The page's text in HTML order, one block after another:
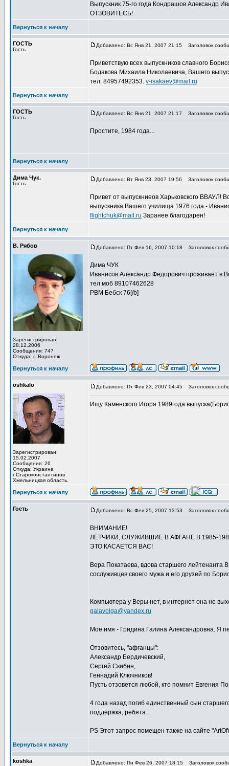
Выпускник 75-го года Кондрашов Александр
ОТЗОВИТЕСЬ!
Вернуться к началу
ГОСТЬ
Гость
Добавлено: Вс Янв 21, 2007 21:15 Заголовок
Приветствую всех выпускников славного
Бодакова Михаила Николаевича, Вашего
тел. 84957492353. v-isakaev@mail.ru
Вернуться к началу
ГОСТЬ
Гость
Добавлено: Вс Янв 21, 2007 21:17 Заголовок
Простите, 1984 года...
Вернуться к началу
Дима Чук.
Гость
Добавлено: Вт Янв 23, 2007 19:56 Заголовок
Привет от выпускниеов Харьковского ВВАУЛ!
выпускника Вашего училища 1976 года -
flightchuk@mail.ru Заранее благодарен!
Вернуться к началу
В. Рябов
Зарегистрирован:
28.12.2006
Сообщения: 747
Откуда: г. Воронеж
Добавлено: Пт Фев 16, 2007 10:18 Заголовок
Дима ЧУК
Иванисов Александр Федорович проживает в
тел моб 89107462628
РВМ Бебск 76[/b]
Вернуться к началу
oshkalo
Зарегистрирован:
15.02.2007
Сообщения: 26
Откуда: Украина
г.Староконстантинов
Хмельницкая область.
Добавлено: Пт Фев 23, 2007 04:45 Заголовок
Ищу Каменского Игоря 1989года
Вернуться к началу
Гость Добавлено: Вс Фев 25, 2007 13:53 Заголовок
ВНИМАНИЕ!
ЛЁТЧИКИ, СЛУЖИВШИЕ В АФГАНЕ В 1985-
ЭТО КАСАЕТСЯ ВАС!
Вера Покатаева, вдова старшего лейтенанта
сослуживцев своего мужа и его друзей по
Компьютера у Веры нет, в интернет она не
galavolga@yandex.ru
Мое имя - Гридина Галина Александровна. Я
Отзовитесь, "афганцы":
Александр Бердичевский,
Сергей Скибин,
Геннадий Ключников!
Пусть отзовется любой, кто помнит Евгения
4 года назад погиб единственный сын
поддержка, ребята...
PS Этот запрос помещен также на сайте
Вернуться к началу
koshka Добавлено: Пн Фев 26, 2007 18:15 Заголовок